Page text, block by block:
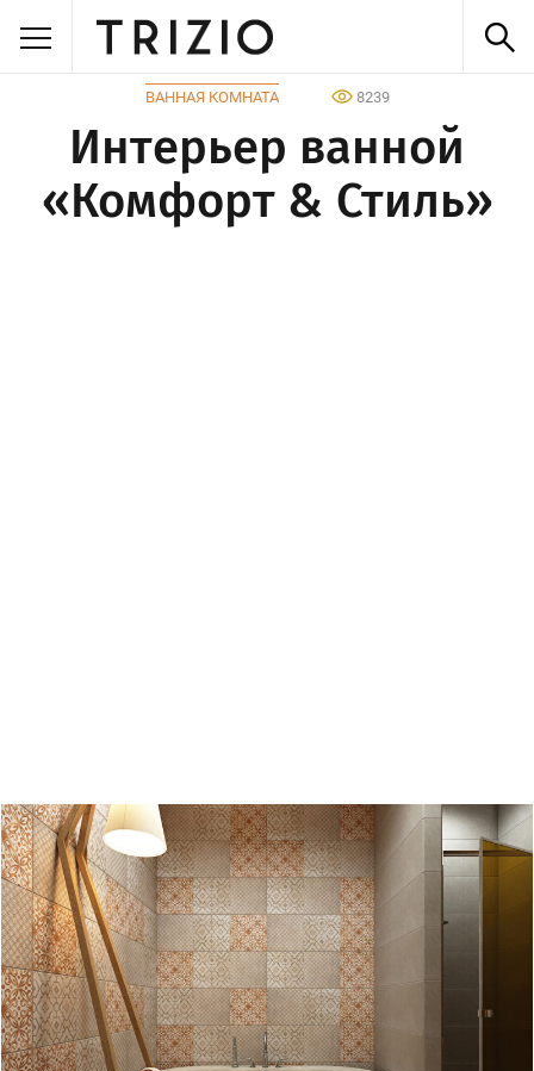
ВАННАЯ КОМНАТА 8239
Интерьер ванной
«Комфорт & Стиль»